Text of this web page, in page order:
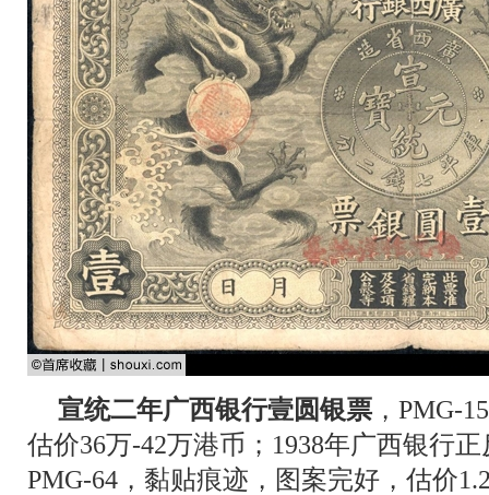
宣统二年广西银行壹圆银票 ，PMG-
估价36万-42万港币；1938年广西银行
PMG-64，黏贴痕迹，图案完好，估价